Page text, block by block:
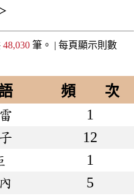
48,030 筆。 | 每頁顯示則數
頻 次
1
12
1
5